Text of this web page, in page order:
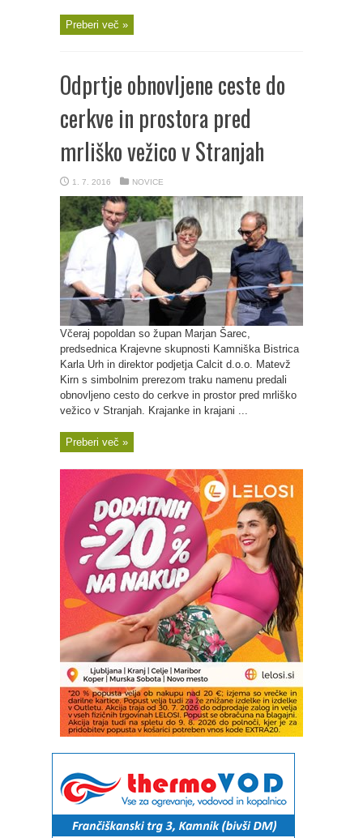
Preberi več »
Odprtje obnovljene ceste do
cerkve in prostora pred
mrliško vežico v Stranjah
1. 7. 2016 NOVICE
Včeraj popoldan so župan Marjan Šarec,
predsednica Krajevne skupnosti Kamniška Bistrica
Karla Urh in direktor podjetja Calcit d.o.o. Matevž
Kirn s simbolnim prerezom traku namenu predali
obnovljeno cesto do cerkve in prostor pred mrliško
vežico v Stranjah. Krajanke in krajani ...
Preberi več »